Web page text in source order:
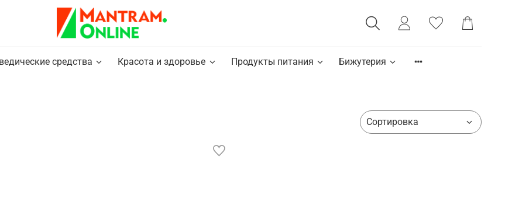
средства Красота и здоровье Продукты питания Бижутерия